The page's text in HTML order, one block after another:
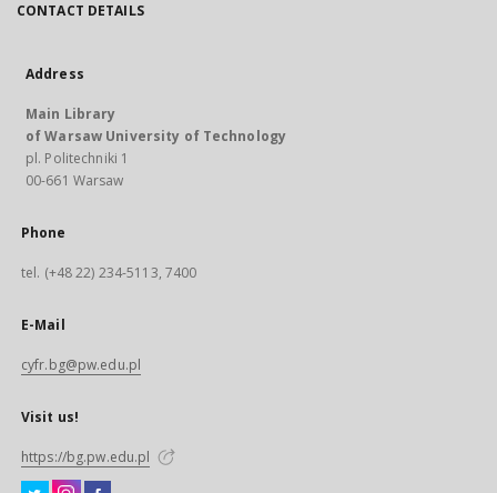
CONTACT DETAILS
Address
Main Library
of Warsaw University of Technology
pl. Politechniki 1
00-661 Warsaw
Phone
tel. (+48 22) 234-5113, 7400
E-Mail
cyfr.bg@pw.edu.pl
Visit us!
https://bg.pw.edu.pl